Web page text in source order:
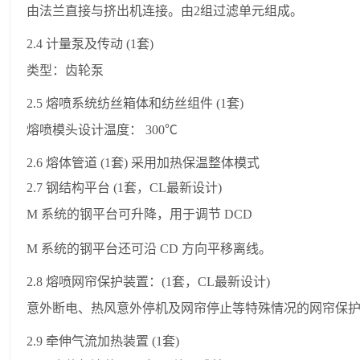
由法兰直接与挤出机连接。由2组过滤单元组成。
2.4 计量泵及传动 (1套)
类型：齿轮泵
2.5 熔喷系统纺丝箱体和纺丝组件 (1套)
熔喷模头设计温度： 300℃
2.6 熔体管道 (1套) 采用加热保温整体模式
2.7 钢结构平台 (1套，CL最新设计)
M 系统的钢平台可升降，用于调节 DCD
M 系统的钢平台还可沿 CD 方向平移离线。
2.8 熔喷网帘保护装置：(1套，CL最新设计)
意外断电、热风意外停机及网帘停止等特殊情况的网帘保
2.9 牵伸气流加热装置 (1套)